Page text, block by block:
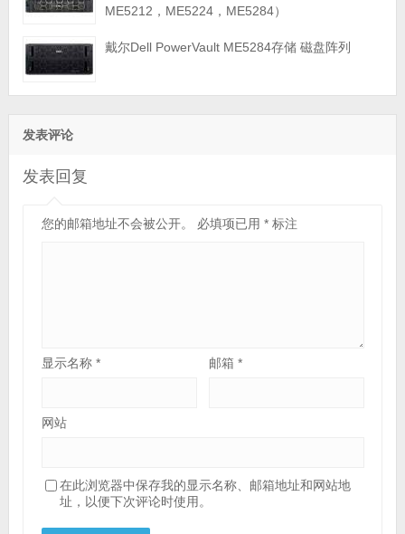
ME5212，ME5224，ME5284）
戴尔Dell PowerVault ME5284存储 磁盘阵列
发表评论
发表回复
您的邮箱地址不会被公开。 必填项已用 *标注
显示名称 * 邮箱*
网站
在此浏览器中保存我的显示名称、邮箱地址和网站地
址，以便下次评论时使用。